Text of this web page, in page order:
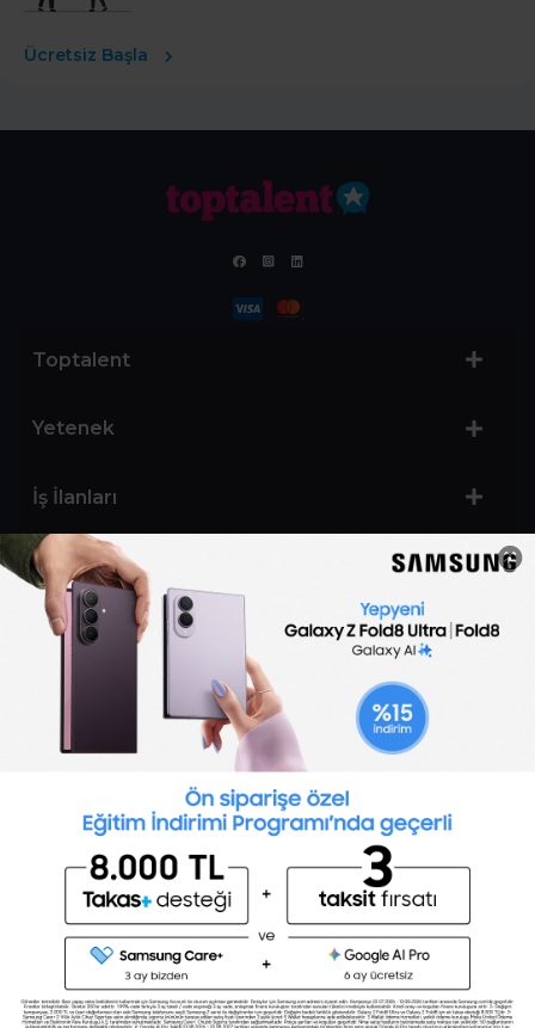
Ücretsiz Başla
Toptalent
Yetenek
İş İlanları
Sertifika Programları
Yetenek Testleri
Toptalent Marka ve İnsan Kaynakları Danışmanlığı Limited Şirketi Özel İstihdam Bürosu
Olarak 11 / 11 / 2024 - 10 / 11 / 2027 tarihleri arasında faaliyette bulunmak üzere, Türkiye İş
Kurumu tarafından 05.11.2024 tarih ve 16998526 sayılı karar uyarınca 1251 nolu belge ile faaliyet
göstermektedir.Toptalent İş İlanları için tıklayın. 4904 sayılı kanun uyarınca iş arayanlardan
ücret alınmayacak ve menfaat temin edilmeyecektir.
Türkiye İş Kurumu İstanbul İl Müdürlüğü: 0 212 249 29 87 | Türkiye iş Kurumu İstanbul Çalışma
ve İş Kurumu Bahçelievler Hizmet Merkezi